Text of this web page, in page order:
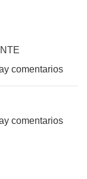
comentarios
comentarios